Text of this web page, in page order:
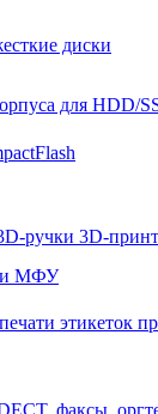
диски
для HDD/
3D-
и МФУ
этикеток
факсы,